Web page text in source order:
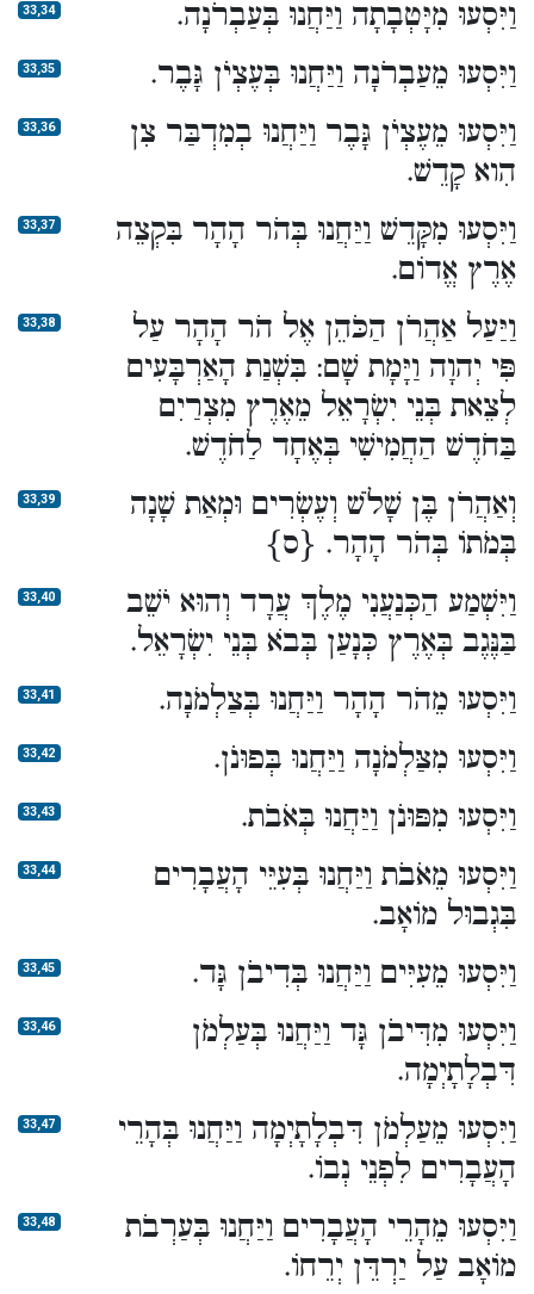
33,34 וַיִּסְעוּ מִיָּטְבָתָה וַיַּחֲנוּ בְּעַבְרֹנָה.
33,35 וַיִּסְעוּ מֵעַבְרֹנָה וַיַּחֲנוּ בְּעֶצְיֹן גָּבֶר.
33,36
וַיִּסְעוּ מֵעֶצְיֹן גָּבֶר וַיַּחֲנוּ בְמִדְבַּר צִן
הִוא קָדֵשׁ.
33,37
וַיִּסְעוּ מִקָּדֵשׁ וַיַּחֲנוּ בְּהֹר הָהָר בִּקְצֵה
אֶרֶץ אֱדוֹם.
33,38
וַיַּעַל אַהֲרֹן הַכֹּהֵן אֶל הֹר הָהָר עַל
פִּי יְהוָה וַיָּמָת שָׁם: בִּשְׁנַת הָאַרְבָּעִים
לְצֵאת בְּנֵי יִשְׂרָאֵל מֵאֶרֶץ מִצְרַיִם
בַּחֹדֶשׁ הַחֲמִישִׁי בְּאֶחָד לַחֹדֶשׁ.
33,39
וְאַהֲרֹן בֶּן שָׁלֹשׁ וְעֶשְׂרִים וּמְאַת שָׁנָה
בְּמֹתוֹ בְּהֹר הָהָר. {ס}
33,40
וַיִּשְׁמַע הַכְּנַעֲנִי מֶלֶךְ עֲרָד וְהוּא יֹשֵׁב
בַּנֶּגֶב בְּאֶרֶץ כְּנָעַן בְּבֹא בְּנֵי יִשְׂרָאֵל.
33,41 וַיִּסְעוּ מֵהֹר הָהָר וַיַּחֲנוּ בְּצַלְמֹנָה.
33,42 וַיִּסְעוּ מִצַּלְמֹנָה וַיַּחֲנוּ בְּפוּנֹן.
33,43 וַיִּסְעוּ מִפּוּנֹן וַיַּחֲנוּ בְּאֹבֹת.
33,44
וַיִּסְעוּ מֵאֹבֹת וַיַּחֲנוּ בְּעִיֵּי הָעֲבָרִים
בִּגְבוּל מוֹאָב.
33,45 וַיִּסְעוּ מֵעִיִּים וַיַּחֲנוּ בְּדִיבֹן גָּד.
33,46
וַיִּסְעוּ מִדִּיבֹן גָּד וַיַּחֲנוּ בְּעַלְמֹן
דִּבְלָתָיְמָה.
33,47
וַיִּסְעוּ מֵעַלְמֹן דִּבְלָתָיְמָה וַיַּחֲנוּ בְּהָרֵי
הָעֲבָרִים לִפְנֵי נְבוֹ.
33,48
וַיִּסְעוּ מֵהָרֵי הָעֲבָרִים וַיַּחֲנוּ בְּעַרְבֹת
מוֹאָב עַל יַרְדֵּן יְרֵחוֹ.